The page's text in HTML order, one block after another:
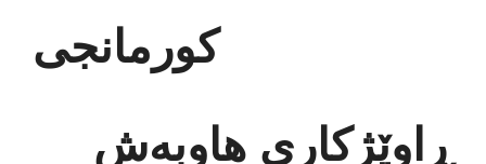
کورمانجی
ڕاوێژکاری هاوبەش